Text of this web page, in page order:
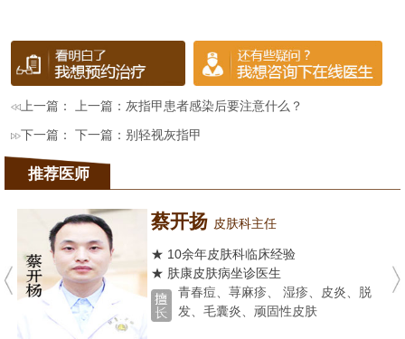
上一篇： 上一篇： 灰指甲患者感染后要注意什么？
下一篇： 下一篇：别轻视灰指甲
推荐医师
蔡开扬 皮肤科主任
★ 10余年皮肤科临床经验
★ 肤康皮肤病坐诊医生
青春痘、荨麻疹、 湿疹、皮炎、脱
发、毛囊炎、顽固性皮肤